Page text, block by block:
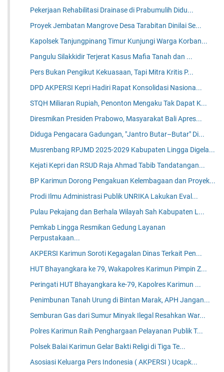
Pekerjaan Rehabilitasi Drainase di Prabumulih Didu...
Proyek Jembatan Mangrove Desa Tarabitan Dinilai Se...
Kapolsek Tanjungpinang Timur Kunjungi Warga Korban...
Pangulu Silakkidir Terjerat Kasus Mafia Tanah dan ...
Pers Bukan Pengikut Kekuasaan, Tapi Mitra Kritis P...
DPD AKPERSI Kepri Hadiri Rapat Konsolidasi Nasiona...
STQH Miliaran Rupiah, Penonton Mengaku Tak Dapat K...
Diresmikan Presiden Prabowo, Masyarakat Bali Apres...
Diduga Pengacara Gadungan, "Jantro Butar–Butar" Di...
Musrenbang RPJMD 2025-2029 Kabupaten Lingga Digela...
Kejati Kepri dan RSUD Raja Ahmad Tabib Tandatangan...
BP Karimun Dorong Pengakuan Kelembagaan dan Proyek...
Prodi Ilmu Administrasi Publik UNRIKA Lakukan Eval...
Pulau Pekajang dan Berhala Wilayah Sah Kabupaten L...
Pemkab Lingga Resmikan Gedung Layanan
Perpustakaan...
AKPERSI Karimun Soroti Kegagalan Dinas Terkait Pen...
HUT Bhayangkara ke 79, Wakapolres Karimun Pimpin Z...
Peringati HUT Bhayangkara ke-79, Kapolres Karimun ...
Penimbunan Tanah Urung di Bintan Marak, APH Jangan...
Semburan Gas dari Sumur Minyak Ilegal Resahkan War...
Polres Karimun Raih Penghargaan Pelayanan Publik T...
Polsek Balai Karimun Gelar Bakti Religi di Tiga Te...
Asosiasi Keluarga Pers Indonesia ( AKPERSI ) Ucapk...